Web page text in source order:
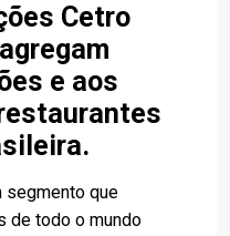
Cetro
e aos
segmento que
de todo o mundo